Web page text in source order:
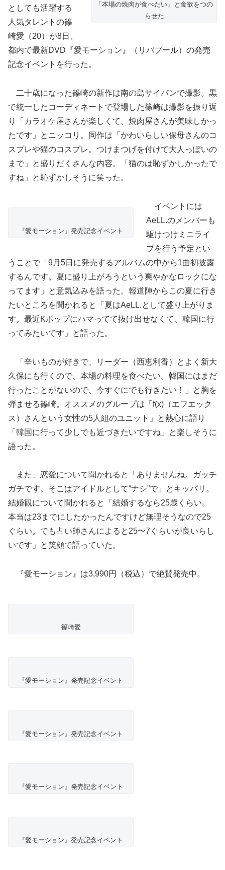
「本場の焼肉が食べたい」と食欲をつの
らせた
としても活躍する
人気タレントの篠
崎愛（20）が8日、
都内で最新DVD『愛モーション』（リバプール）の発売
記念イベントを行った。
二十歳になった篠崎の新作は南の島サイパンで撮影。黒
で統一したコーディネートで登場した篠崎は撮影を振り返
り「カラオケ屋さんが楽しくて、焼肉屋さんが美味しかっ
たです」とニッコリ。同作は「かわいらしい保母さんのコ
スプレや猫のコスプレ。つけまつげを付けて大人っぽいの
まで」と盛りだくさんな内容。「猫のは恥ずかしかったで
すね」と恥ずかしそうに笑った。
『愛モーション』発売記念イベント
イベントには
AeLL.のメンバーも
駆けつけミニライ
ブを行う予定とい
うことで「9月5日に発売するアルバムの中から1曲初披露
するんです。夏に盛り上がろうという爽やかなロックにな
ってます」と意気込みを語った。報道陣からこの夏に行き
たいところを聞かれると「夏はAeLL.として盛り上がりま
す。最近Kポップにハマってて抜け出せなくて、韓国に行
ってみたいです」と語った。
「辛いものが好きで、リーダー（西恵利香）とよく新大
久保にも行くので、本場の料理を食べたい。韓国にはまだ
行ったことがないので、今すぐにでも行きたい！」と胸を
弾ませる篠崎。オススメのグループは「f(x)（エフエック
ス）さんという女性の5人組のユニット」と熱心に語り
「韓国に行って少しでも近づきたいですね」と楽しそうに
語った。
また、恋愛について聞かれると「ありませんね。ガッチ
ガチです。そこはアイドルとして“ナシ”で」とキッパリ。
結婚観について聞かれると「結婚するなら25歳くらい。
本当は23までにしたかったんですけど無理そうなので25
ぐらい。でも占い師さんによると25〜7ぐらいが良いらし
いです」と笑顔で語っていた。
『愛モーション』は3,990円（税込）で絶賛発売中。
篠崎愛
『愛モーション』発売記念イベント
『愛モーション』発売記念イベント
『愛モーション』発売記念イベント
『愛モーション』発売記念イベント